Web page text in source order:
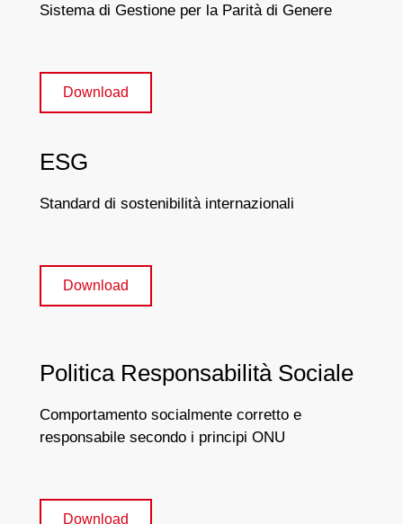
Sistema di Gestione per la Parità di Genere
Download
ESG
Standard di sostenibilità internazionali
Download
Politica Responsabilità Sociale
Comportamento socialmente corretto e
responsabile secondo i principi ONU
Download